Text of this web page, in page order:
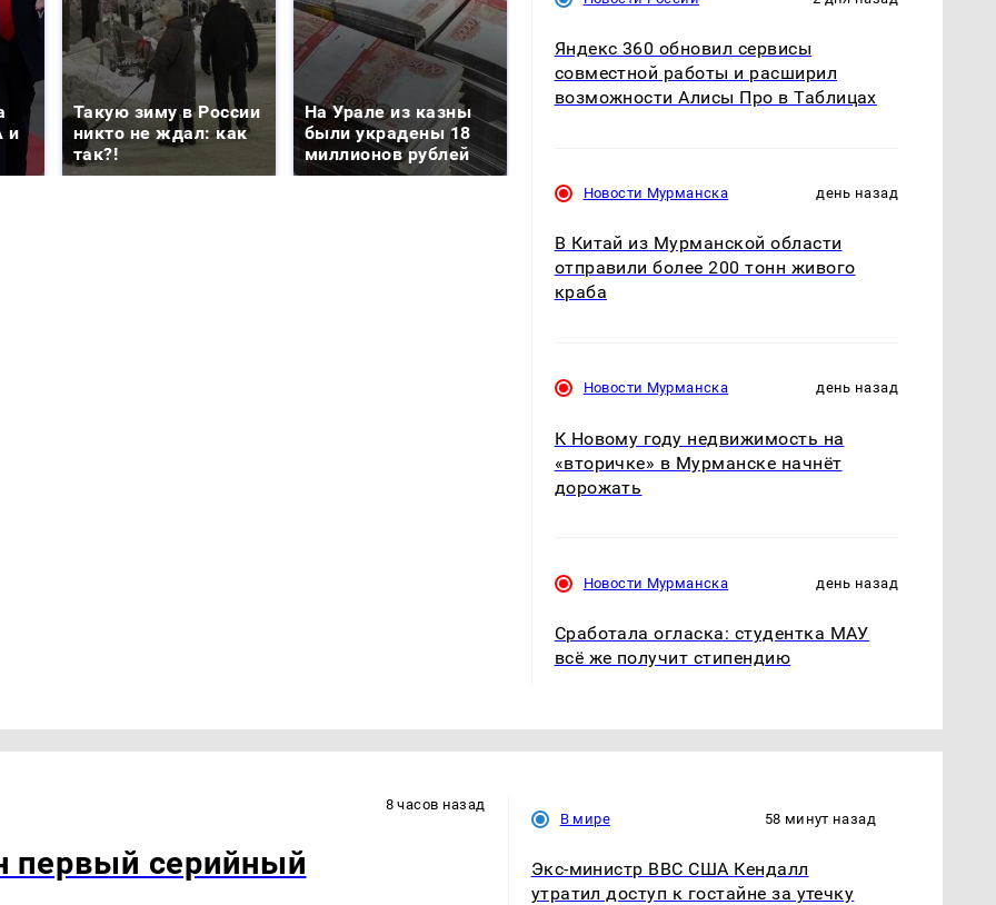
и
Такую зиму в России
никто не ждал: как
так?!
На Урале из казны
были украдены 18
миллионов рублей
Не ешьте эту
Яндекс 360 обновил сервисы
совместной работы и расширил
возможности Алисы Про в Таблицах
Новости Мурманска день назад
В Китай из Мурманской области
отправили более 200 тонн живого
краба
Новости Мурманска день назад
К Новому году недвижимость на
«вторичке» в Мурманске начнёт
дорожать
Новости Мурманска день назад
Сработала огласка: студентка МАУ
всё же получит стипендию
8 часов назад
первый серийный
В мире 58 минут назад
Экс-министр ВВС США Кендалл
утратил доступ к гостайне за утечку